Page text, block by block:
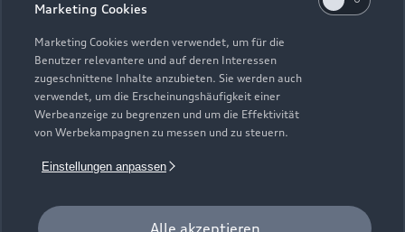
Marketing Cookies
Marketing Cookies werden verwendet, um für die
Benutzer relevantere und auf deren Interessen
zugeschnittene Inhalte anzubieten. Sie werden auch
verwendet, um die Erscheinungshäufigkeit einer
Werbeanzeige zu begrenzen und um die Effektivität
von Werbekampagnen zu messen und zu steuern.
Einstellungen anpassen
Alle akzeptieren
Geschäftskunden
Garantie
Audi digital services
myAudi
Audi Code
Häufige Fragen (FAQ)
Audi Online Beratung
Online-Terminvereinbarung
Servicekontakt
Unternehmen
Karriere
Investor Relations
Audi erleben
© 2026 AUDI AG. Alle Rechte vorbehalten
Impressum Rechtliches
Cookie-Richtlinie